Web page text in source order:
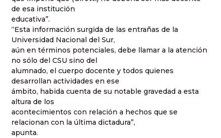
de esa institución
educativa”.
“Esta información surgida de las entrañas de la
Universidad Nacional del Sur,
aún en términos potenciales, debe llamar a la atención
no sólo del CSU sino del
alumnado, el cuerpo docente y todos quienes
desarrollan actividades en ese
ámbito, habida cuenta de su notable gravedad a esta
altura de los
acontecimientos con relación a hechos que se
relacionan con la última dictadura”,
apunta.